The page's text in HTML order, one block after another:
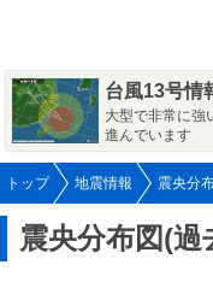
台風13号情
大型で非常に強
進んでいます
トップ 地震情報 震央分
震央分布図(過